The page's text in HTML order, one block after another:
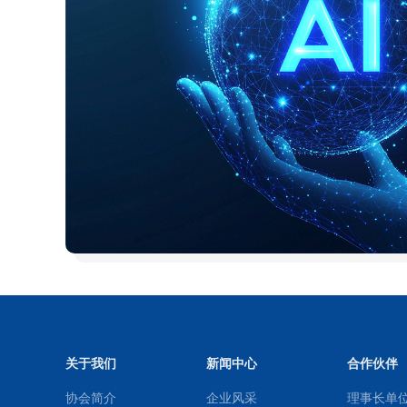
关于我们
协会简介
新闻中心
企业风采
合作伙伴
理事长单